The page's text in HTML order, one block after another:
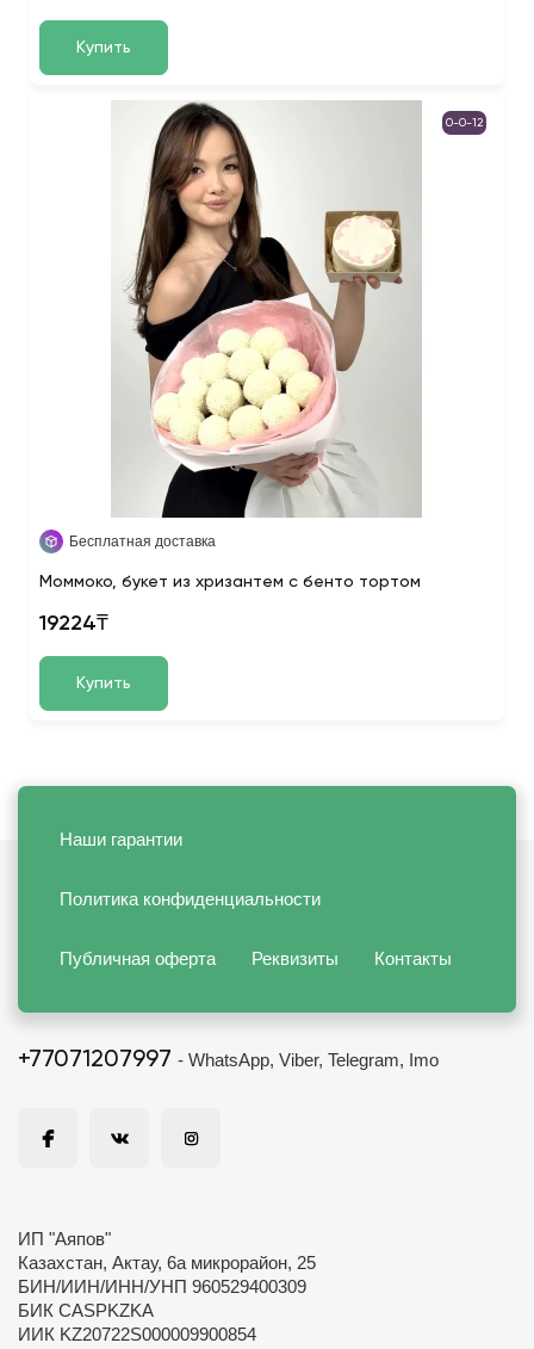
Купить
0-0-12
Бесплатная доставка
Моммоко, букет из хризантем с бенто тортом
19224₸
Купить
Наши гарантии
Политика конфиденциальности
Публичная оферта Реквизиты Контакты
+77071207997 - WhatsApp, Viber, Telegram, Imo
ИП "Аяпов"
Казахстан, Актау, 6а микрорайон, 25
БИН/ИИН/ИНН/УНП 960529400309
БИК CASPKZKA
ИИК KZ20722S000009900854